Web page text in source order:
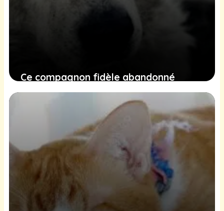
Ce compagnon fidèle abandonné
durant une chaude nuit d’été cherche
toujours un foyer aimant